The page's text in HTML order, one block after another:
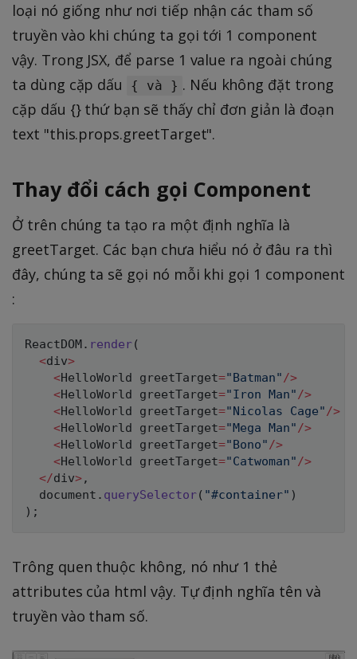
loại nó giống như nơi tiếp nhận các tham số
truyền vào khi chúng ta gọi tới 1 component
vậy. Trong JSX, để parse 1 value ra ngoài chúng
ta dùng cặp dấu
{ và } . Nếu không đặt trong
cặp dấu {} thứ bạn sẽ thấy chỉ đơn giản là đoạn
text "this.props.greetTarget".
Thay đổi cách gọi Component
Ở trên chúng ta tạo ra một định nghĩa là
greetTarget. Các bạn chưa hiểu nó ở đâu ra thì
đây, chúng ta sẽ gọi nó mỗi khi gọi 1 component
:
ReactDOM. render(
<div>
<HelloWorld greetTarget="Batman"/>
<HelloWorld greetTarget="Iron Man"/>
<HelloWorld greetTarget="Nicolas Cage"/>
<HelloWorld greetTarget="Mega Man"/>
<HelloWorld greetTarget="Bono"/>
<HelloWorld greetTarget="Catwoman"/>
</div>,
  document
. querySelector( "#container" )
) ;
Trông quen thuộc không, nó như 1 thẻ
attributes của html vậy. Tự định nghĩa tên và
truyền vào tham số.